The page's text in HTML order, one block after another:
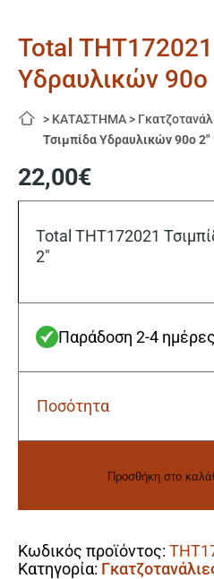
Total
Υδραυλικών 90ο
> ΚΑΤΑΣΤΗΜΑ >
Τσιμπίδα Υδραυλικών 90ο 2″
22,00€
Total THT172021
2″
Παράδοση 2-4 ημέρες
Ποσότητα
Total
Προσθήκη στο
Κωδικός προϊόντος:
Κατηγορία: